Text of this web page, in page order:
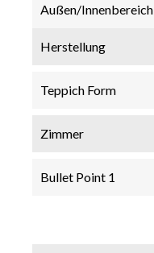
Außen/Innenbereich
Herstellung
Teppich Form
Zimmer
Bullet Point 1